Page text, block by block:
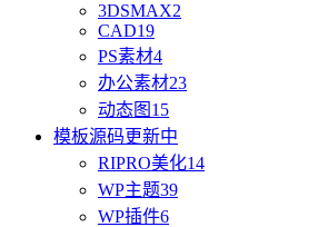
3DSMAX2
CAD19
PS素材4
办公素材23
动态图 15
模板源码更新中
RIPRO美化14
WP主题39
WP插件6